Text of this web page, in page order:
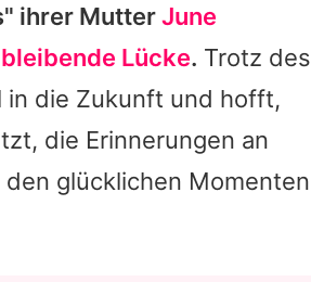
ihrer MutterJune
bleibende Lücke. Trotz des
in die Zukunft und hofft,
die Erinnerungen an
glücklichen Momenten